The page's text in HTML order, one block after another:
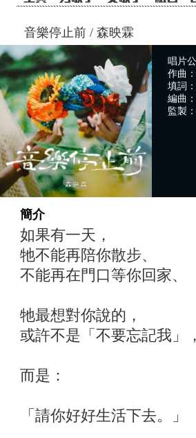
音樂停止前 / 森映霖
唱片
作曲
填詞
編曲
監製
簡介
如果有一天，
牠不能再陪你散步、
不能再在門口等你回家、
牠最想對你說的，
或許不是「不要忘記我」，
而是：
「請你好好生活下去。」